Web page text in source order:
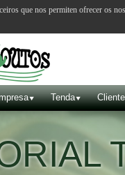
Tenda
que nos permiten ofrecer os